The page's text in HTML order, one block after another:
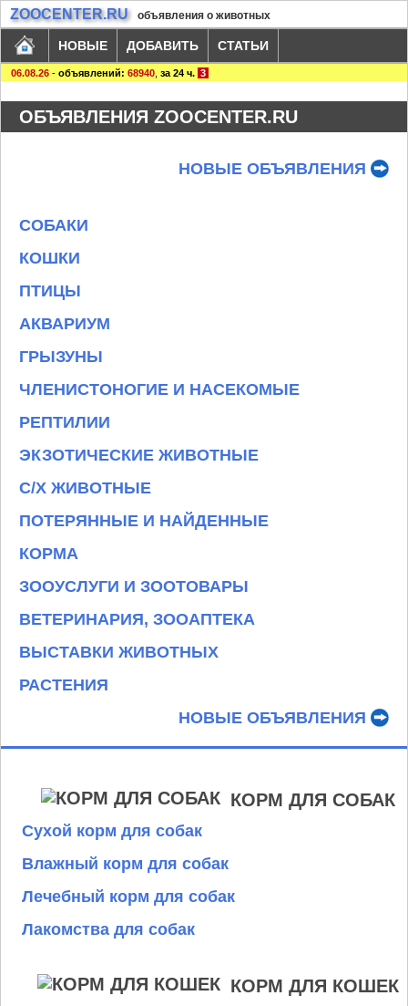
ZOOCENTER.RU объявления о животных
НОВЫЕ ДОБАВИТЬ СТАТЬИ
06.08.26 - объявлений: 68940 за 24 ч. 3
ОБЪЯВЛЕНИЯ ZOOCENTER.RU
НОВЫЕ ОБЪЯВЛЕНИЯ
СОБАКИ
КОШКИ
ПТИЦЫ
АКВАРИУМ
ГРЫЗУНЫ
ЧЛЕНИСТОНОГИЕ И НАСЕКОМЫЕ
РЕПТИЛИИ
ЭКЗОТИЧЕСКИЕ ЖИВОТНЫЕ
С/Х ЖИВОТНЫЕ
ПОТЕРЯННЫЕ И НАЙДЕННЫЕ
КОРМА
ЗООУСЛУГИ И ЗООТОВАРЫ
ВЕТЕРИНАРИЯ, ЗООАПТЕКА
ВЫСТАВКИ ЖИВОТНЫХ
РАСТЕНИЯ
НОВЫЕ ОБЪЯВЛЕНИЯ
КОРМ ДЛЯ СОБАК
Сухой корм для собак
Влажный корм для собак
Лечебный корм для собак
Лакомства для собак
КОРМ ДЛЯ КОШЕК